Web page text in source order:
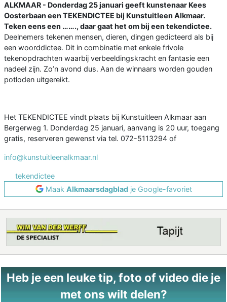
ALKMAAR - Donderdag 25 januari geeft kunstenaar Kees
Oosterbaan een TEKENDICTEE bij Kunstuitleen Alkmaar.
Teken eens een ……., daar gaat het om bij een tekendictee.
Deelnemers tekenen mensen, dieren, dingen gedicteerd als bij
een woorddictee. Dit in combinatie met enkele frivole
tekenopdrachten waarbij verbeeldingskracht en fantasie een
nadeel zijn. Zo’n avond dus. Aan de winnaars worden gouden
potloden uitgereikt.
Het TEKENDICTEE vindt plaats bij Kunstuitleen Alkmaar aan
Bergerweg 1. Donderdag 25 januari, aanvang is 20 uur, toegang
gratis, reserveren gewenst via tel. 072-5113294 of
info@kunstuitleenalkmaar.nl
tekendictee
Maak Alkmaarsdagbladje Google-favoriet
Heb je een leuke tip, foto of video die je
met ons wilt delen?